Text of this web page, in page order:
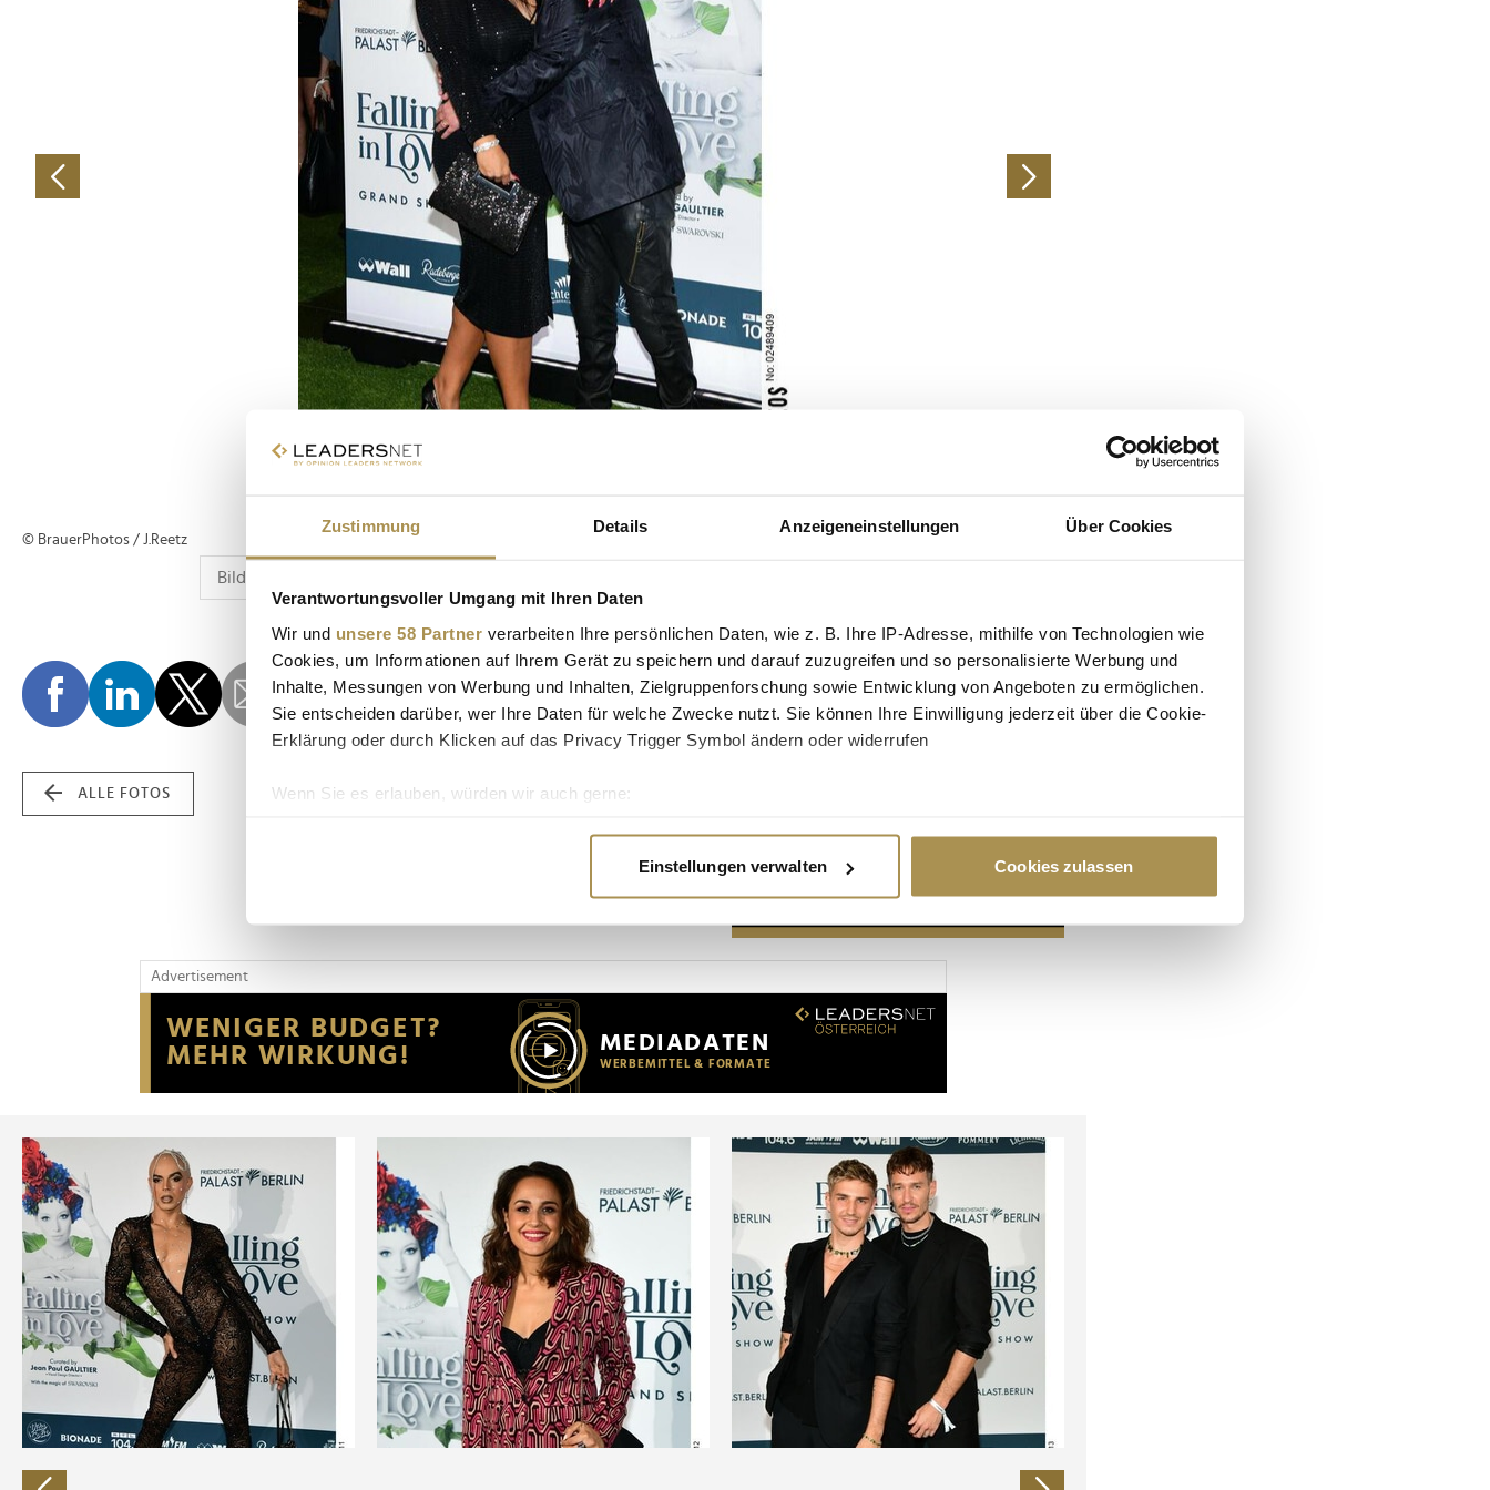
Zustimmung Details Anzeigeneinstellungen Über Cookies
Verantwortungsvoller Umgang mit Ihren Daten
Wir und unsere 58 Partner verarbeiten Ihre persönlichen Daten, wie z. B. Ihre IP-Adresse, mithilfe von Technologien wie
Cookies, um Informationen auf Ihrem Gerät zu speichern und darauf zuzugreifen und so personalisierte Werbung und
Inhalte, Messungen von Werbung und Inhalten, Zielgruppenforschung sowie Entwicklung von Angeboten zu ermöglichen.
Sie entscheiden darüber, wer Ihre Daten für welche Zwecke nutzt. Sie können Ihre Einwilligung jederzeit über die Cookie-
Erklärung oder durch Klicken auf das Privacy Trigger Symbol ändern oder widerrufen
Wenn Sie es erlauben, würden wir auch gerne:
Erfahren Sie mehr darüber, wie Ihre persönlichen Daten verarbeitet werden, und legen Sie Ihre Präferenzen im
Wir verwenden Cookies, um Inhalte und Anzeigen zu personalisieren, Funktionen für soziale Medien anbieten zu können
Website an unsere Partner für soziale Medien, Werbung und Analysen weiter. Unsere Partner führen diese Informationen
möglicherweise mit weiteren Daten zusammen, die Sie ihnen bereitgestellt haben oder die sie im Rahmen Ihrer Nutzung
der Dienste gesammelt haben.
Einstellungen verwalten Cookies zulassen
© BrauerPhotos / J.Reetz
ALLE FOTOS
Advertisement
Advertisement